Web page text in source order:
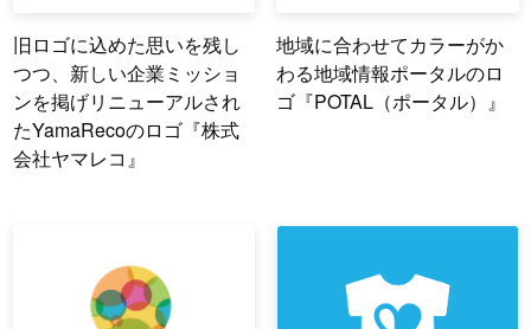
旧ロゴに込めた思いを残し
つつ、新しい企業ミッショ
ンを掲げリニューアルされ
たYamaRecoのロゴ『株式
会社ヤマレコ』
地域に合わせてカラーがか
わる地域情報ポータルのロ
ゴ『POTAL（ポータル）』